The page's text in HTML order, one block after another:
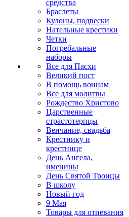
средства
Браслеты
Кулоны, подвески
Нательные крестики
Четки
Погребальные
наборы
Все для Пасхи
Великий пост
В помощь воинам
Все для молитвы
Рождество Христово
Царственные
страстотерпцы
Венчание, свадьба
Крестнику и
крестнице
День Ангела,
именины
День Святой Троицы
В школу
Новый год
9 Мая
Товары для отпевания